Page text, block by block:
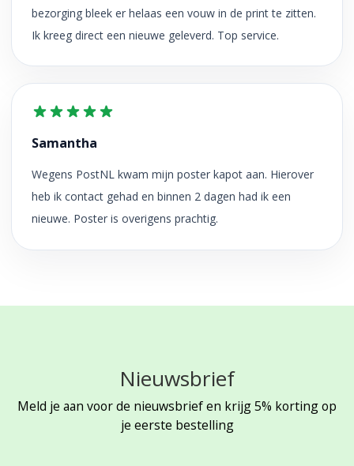
bezorging bleek er helaas een vouw in de print te zitten.
Ik kreeg direct een nieuwe geleverd. Top service.
Samantha
Wegens PostNL kwam mijn poster kapot aan. Hierover
heb ik contact gehad en binnen 2 dagen had ik een
nieuwe. Poster is overigens prachtig.
Nieuwsbrief
Meld je aan voor de nieuwsbrief en krijg 5% korting op
je eerste bestelling